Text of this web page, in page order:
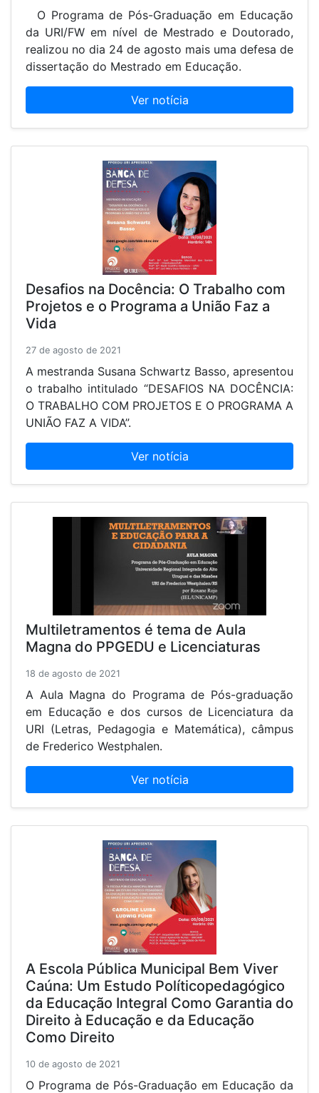
O Programa de Pós-Graduação em Educação
da URI/FW em nível de Mestrado e Doutorado,
realizou no dia 24 de agosto mais uma defesa de
dissertação do Mestrado em Educação.
Ver notícia
Desafios na Docência: O Trabalho com
Projetos e o Programa a União Faz a
Vida
27 de agosto de 2021
A mestranda Susana Schwartz Basso, apresentou
o trabalho intitulado “DESAFIOS NA DOCÊNCIA:
O TRABALHO COM PROJETOS E O PROGRAMA A
UNIÃO FAZ A VIDA”.
Ver notícia
Multiletramentos é tema de Aula
Magna do PPGEDU e Licenciaturas
18 de agosto de 2021
A Aula Magna do Programa de Pós-graduação
em Educação e dos cursos de Licenciatura da
URI (Letras, Pedagogia e Matemática), câmpus
de Frederico Westphalen.
Ver notícia
A Escola Pública Municipal Bem Viver
Caúna: Um Estudo Políticopedagógico
da Educação Integral Como Garantia do
Direito à Educação e da Educação
Como Direito
10 de agosto de 2021
O Programa de Pós-Graduação em Educação da